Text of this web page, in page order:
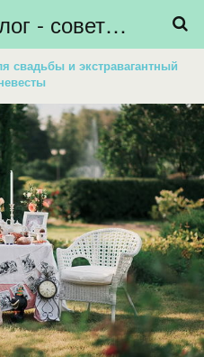
Свадебный блог - советы невестам, подготовка к свадьбе - HiBride
свадьбы и экстравагантный